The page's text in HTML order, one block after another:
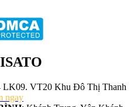
LK09. VT20 Khu Đô Thị Thanh
ngay